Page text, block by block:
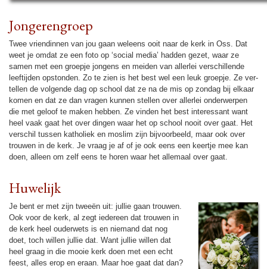
Jon­ge­ren­groep
Twee vrien­din­nen van jou gaan weleens ooit naar de kerk in Oss. Dat
weet je omdat ze een foto op ‘social media’ had­den gezet, waar ze
samen met een groepje jongens en mei­den van allerlei ver­schil­lende
leef­tij­den opston­den. Zo te zien is het best wel een leuk groepje. Ze ver­
tellen de volgende dag op school dat ze na de mis op zon­dag bij elkaar
komen en dat ze dan vragen kunnen stellen over allerlei on­der­wer­pen
die met geloof te maken hebben. Ze vin­den het best inte­res­sant want
heel vaak gaat het over dingen waar het op school nooit over gaat. Het
verschil tussen katho­liek en moslim zijn bij­voor­beeld, maar ook over
trouwen in de kerk. Je vraag je af of je ook eens een keertje mee kan
doen, alleen om zelf eens te horen waar het allemaal over gaat.
Huwe­lijk
Je bent er met zijn tweeën uit: jullie gaan trouwen.
Ook voor de kerk, al zegt ieder­een dat trouwen in
de kerk heel ouderwets is en niemand dat nog
doet, toch willen jullie dat. Want jullie willen dat
heel graag in die mooie kerk doen met een echt
feest, alles erop en eraan. Maar hoe gaat dat dan?